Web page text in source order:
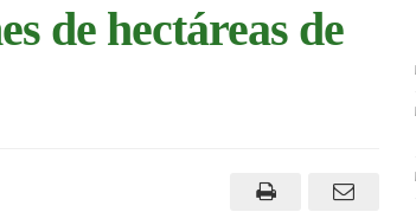
de hectáreas de